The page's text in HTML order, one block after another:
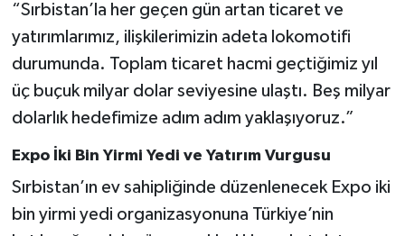
“Sırbistan’la her geçen gün artan ticaret ve
yatırımlarımız, ilişkilerimizin adeta lokomotifi
durumunda. Toplam ticaret hacmi geçtiğimiz yıl
üç buçuk milyar dolar seviyesine ulaştı. Beş milyar
dolarlık hedefimize adım adım yaklaşıyoruz.”
Expo İki Bin Yirmi Yedi ve Yatırım Vurgusu
Sırbistan’ın ev sahipliğinde düzenlenecek Expo iki
bin yirmi yedi organizasyonuna Türkiye’nin